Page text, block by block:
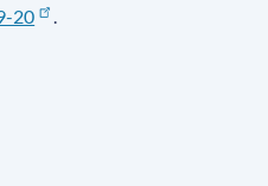
20 .